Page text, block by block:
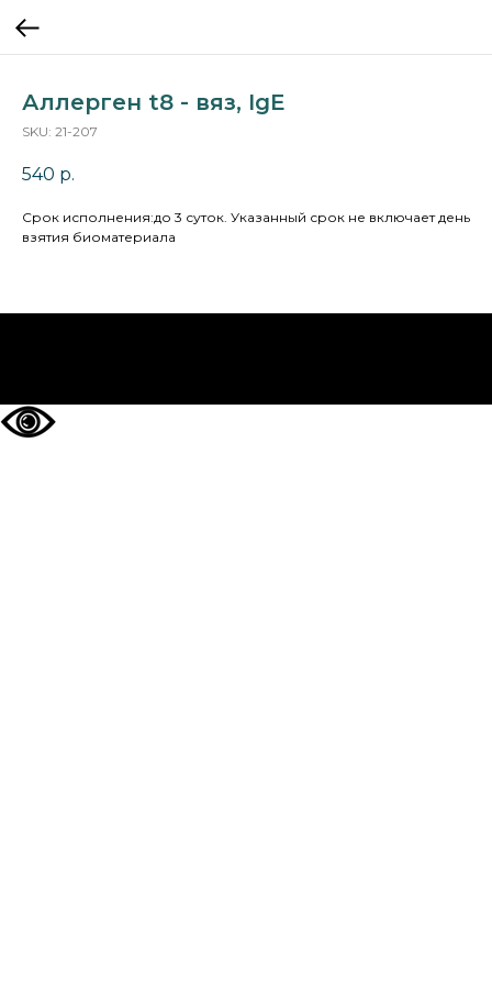
Аллерген t8 - вяз, IgE
SKU: 21-207
540 р.
Cрок исполнения:до 3 суток. Указанный срок не включает день
взятия биоматериала